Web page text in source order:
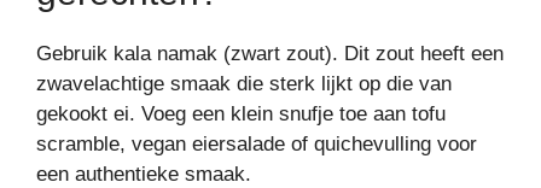
Gebruik kala namak (zwart zout). Dit zout heeft een
zwavelachtige smaak die sterk lijkt op die van
gekookt ei. Voeg een klein snufje toe aan tofu
scramble, vegan eiersalade of quichevulling voor
een authentieke smaak.